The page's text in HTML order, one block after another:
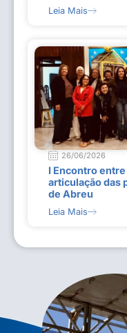
Leia Mais
26/06/2026
I Encontro
articulação das
de Abreu
Leia Mais